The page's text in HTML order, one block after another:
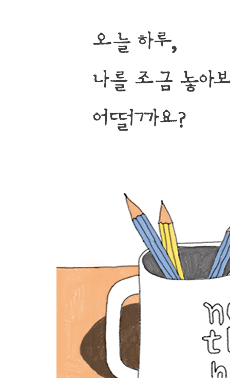
픽션 일기) 피로회복과 타로 보기 3탄
이거 먹어주세요. 저거 먹어주세요
AM 4 : 15 타존감
이름 스스로 짓는 이름
아프다는 말은 빼먹는 데다가 겁쟁이에요